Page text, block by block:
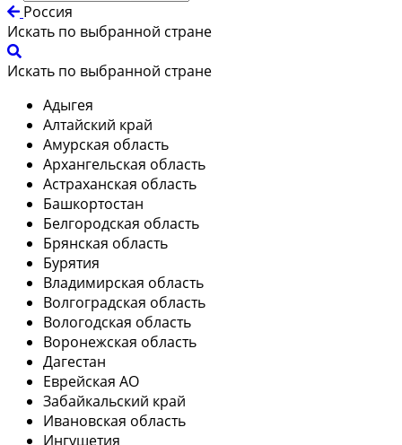
Россия
Искать по выбранной стране
Искать по выбранной стране
Адыгея
Алтайский край
Амурская область
Архангельская область
Астраханская область
Башкортостан
Белгородская область
Брянская область
Бурятия
Владимирская область
Волгоградская область
Вологодская область
Воронежская область
Дагестан
Еврейская АО
Забайкальский край
Ивановская область
Ингушетия